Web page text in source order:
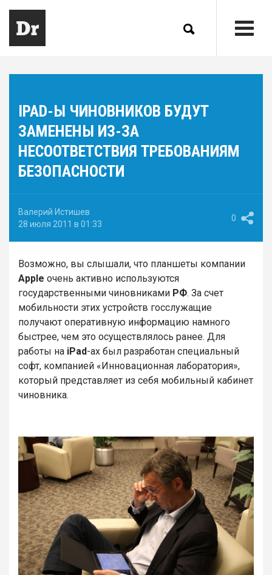
IPAD-Ы ЧИНОВНИКОВ БУДУТ
ЗАМЕНЕНЫ ИЗ-ЗА
НЕСООТВЕТСТВИЯ ТРЕБОВАНИЯМ
БЕЗОПАСНОСТИ
Валерий Истишев
28 июля 2011 в 01:33
0
Возможно, вы слышали, что планшеты компании
Apple очень активно используются
государственными чиновниками РФ. За счет
мобильности этих устройств госслужащие
получают оперативную информацию намного
быстрее, чем это осуществлялось ранее. Для
работы на iPad-ах был разработан специальный
софт, компанией «Инновационная лаборатория»,
который представляет из себя мобильный кабинет
чиновника.